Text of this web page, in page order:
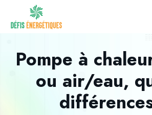
Pompe à
ou air/eau,